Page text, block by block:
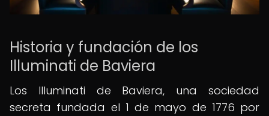
Historia y fundación de los
Illuminati de Baviera
Los Illuminati de Baviera, una sociedad
secreta fundada el 1 de mayo de 1776 por